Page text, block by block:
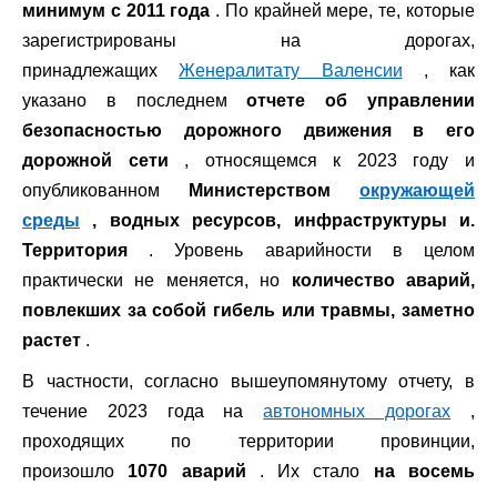
минимум с 2011 года . По крайней мере, те, которые
зарегистрированы на дорогах,
принадлежащихЖенералитату Валенсии , как
указано в последнемотчете об управлении
безопасностью дорожного движения в его
дорожной сети , относящемся к 2023 году и
опубликованном
Министерством окружающей
среды , водных ресурсов, инфраструктуры и.
Территория . Уровень аварийности в целом
практически не меняется, но количество аварий,
повлекших за собой гибель или травмы, заметно
растет .
В частности, согласно вышеупомянутому отчету, в
течение 2023 года наавтономных дорогах ,
проходящих по территории провинции,
произошло 1070 аварий . Их стало на восемь